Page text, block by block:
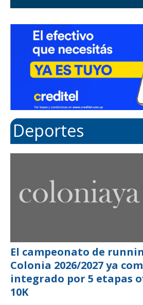
Deportes
El campeonato de
Colonia 2026/2027 ya
integrado por 5 etapas
10K